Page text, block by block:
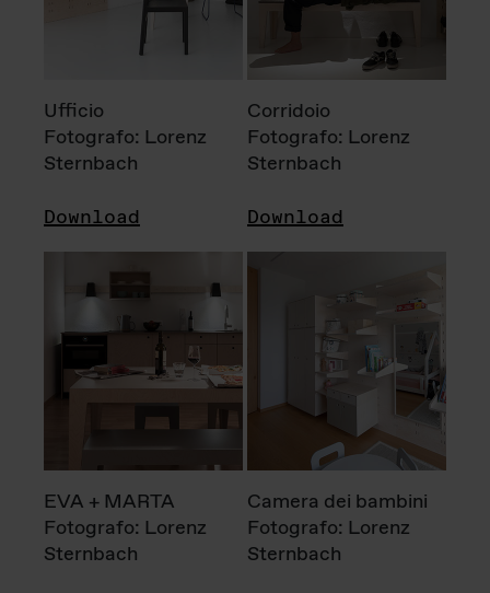
Ufficio
Fotografo: Lorenz
Sternbach
Download
Corridoio
Fotografo: Lorenz
Sternbach
Download
EVA + MARTA
Fotografo: Lorenz
Sternbach
Camera dei bambini
Fotografo: Lorenz
Sternbach